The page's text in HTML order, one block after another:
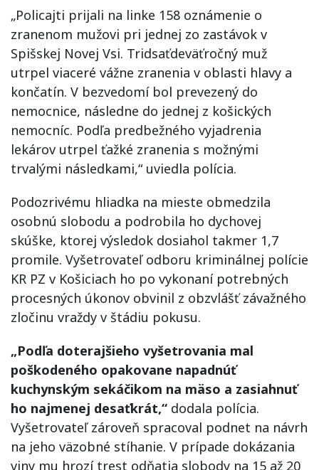
„Policajti prijali na linke 158 oznámenie o
zranenom mužovi pri jednej zo zastávok v
Spišskej Novej Vsi. Tridsaťdeväťročný muž
utrpel viaceré vážne zranenia v oblasti hlavy a
končatín. V bezvedomí bol prevezený do
nemocnice, následne do jednej z košických
nemocníc. Podľa predbežného vyjadrenia
lekárov utrpel ťažké zranenia s možnými
trvalými následkami,“ uviedla polícia.
Podozrivému hliadka na mieste obmedzila
osobnú slobodu a podrobila ho dychovej
skúške, ktorej výsledok dosiahol takmer 1,7
promile. Vyšetrovateľ odboru kriminálnej polície
KR PZ v Košiciach ho po vykonaní potrebných
procesných úkonov obvinil z obzvlášť závažného
zločinu vraždy v štádiu pokusu.
„Podľa doterajšieho vyšetrovania mal
poškodeného opakovane napadnúť
kuchynským sekáčikom na mäso a zasiahnuť
ho najmenej desaťkrát,“ dodala polícia.
Vyšetrovateľ zároveň spracoval podnet na návrh
na jeho väzobné stíhanie. V prípade dokázania
viny mu hrozí trest odňatia slobody na 15 až 20